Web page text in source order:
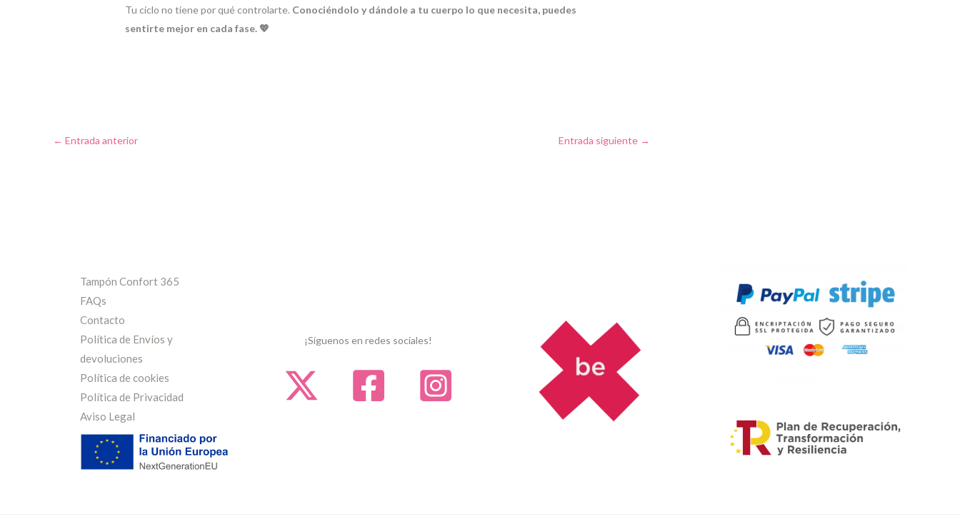
Tu ciclo no tiene por qué controlarte. Conociéndolo y dándole a tu cuerpo lo que necesita, puedes
sentirte mejor en cada fase. 💖
← Entrada anterior Entrada siguiente →
Tampón Confort 365
FAQs
Contacto
Política de Envíos y
devoluciones
Política de cookies
Política de Privacidad
Aviso Legal
¡Síguenos en redes sociales!